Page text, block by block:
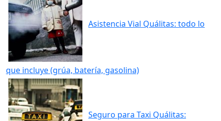
Asistencia Vial Quálitas: todo lo
que incluye (grúa, batería, gasolina)
Seguro para Taxi Quálitas: